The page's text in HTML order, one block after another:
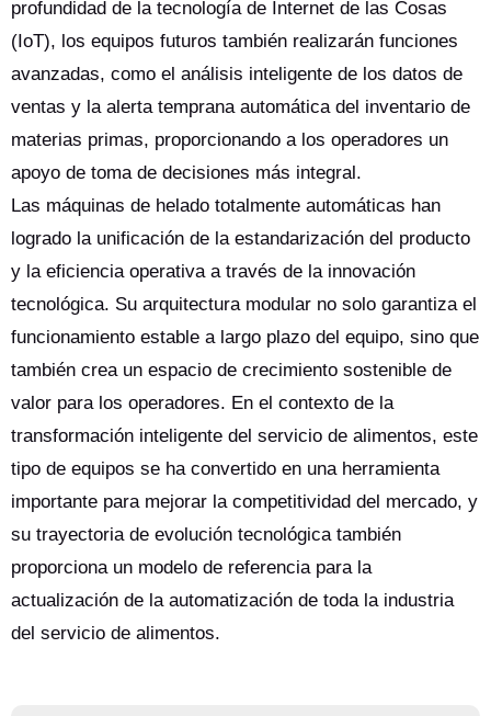
profundidad de la tecnología de Internet de las Cosas
(IoT), los equipos futuros también realizarán funciones
avanzadas, como el análisis inteligente de los datos de
ventas y la alerta temprana automática del inventario de
materias primas, proporcionando a los operadores un
apoyo de toma de decisiones más integral.
Las máquinas de helado totalmente automáticas han
logrado la unificación de la estandarización del producto
y la eficiencia operativa a través de la innovación
tecnológica. Su arquitectura modular no solo garantiza el
funcionamiento estable a largo plazo del equipo, sino que
también crea un espacio de crecimiento sostenible de
valor para los operadores. En el contexto de la
transformación inteligente del servicio de alimentos, este
tipo de equipos se ha convertido en una herramienta
importante para mejorar la competitividad del mercado, y
su trayectoria de evolución tecnológica también
proporciona un modelo de referencia para la
actualización de la automatización de toda la industria
del servicio de alimentos.